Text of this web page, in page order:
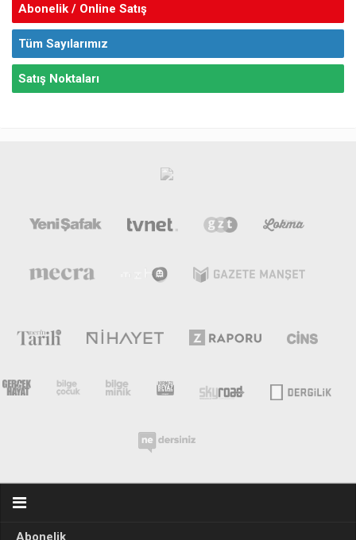
Abonelik / Online Satış
Tüm Sayılarımız
Satış Noktaları
Abonelik